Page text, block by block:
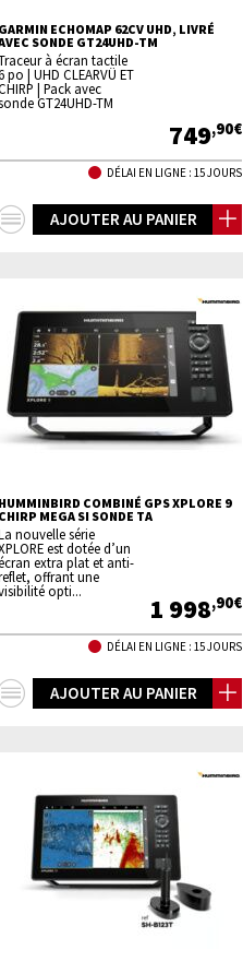
GARMIN ECHOMAP 62CV UHD, LIVRÉ
SONDE GT24UHD-TM
à écran tactile
po | UHD CLEARVÜ ET
| Pack avec
GT24UHD-TM
749,90€
DÉLAI EN LIGNE : 15 JOURS
AJOUTER AU PANIER
HUMMINBIRD COMBINÉ GPS XPLORE 9
CHIRP MEGA SI SONDE TA
nouvelle série
est dotée d’un
extra plat et anti-
offrant une
opti...
1 998,90€
DÉLAI EN LIGNE : 15 JOURS
AJOUTER AU PANIER